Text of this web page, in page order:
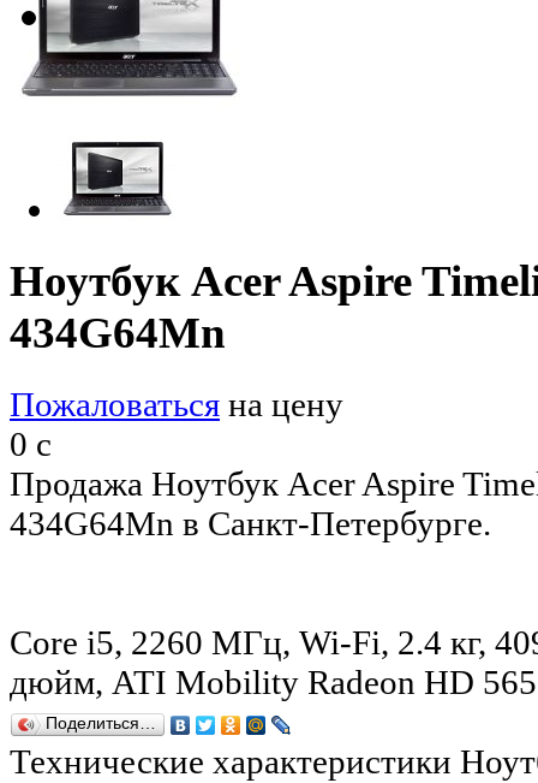
Ноутбук Acer Aspire
434G64Mn
Пожаловаться на цену
0 c
Продажа Ноутбук Acer Aspire
434G64Mn в Санкт-Петербурге.
Core i5, 2260 МГц, Wi-Fi, 2.4 кг,
дюйм, ATI Mobility Radeon HD
Поделиться…
Технические характеристики